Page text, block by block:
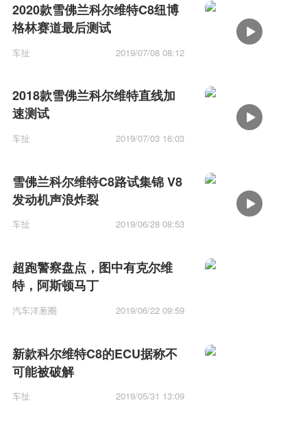
2020款雪佛兰科尔维特C8纽博
格林赛道最后测试
车扯 2019/07/08 08:12
2018款雪佛兰科尔维特直线加
速测试
车扯 2019/07/03 16:03
雪佛兰科尔维特C8路试集锦 V8
发动机声浪炸裂
车扯 2019/06/28 08:53
超跑警察盘点，图中有克尔维
特，阿斯顿马丁
汽车洋葱圈 2019/06/22 09:59
新款科尔维特C8的ECU据称不
可能被破解
车扯 2019/05/31 13:09